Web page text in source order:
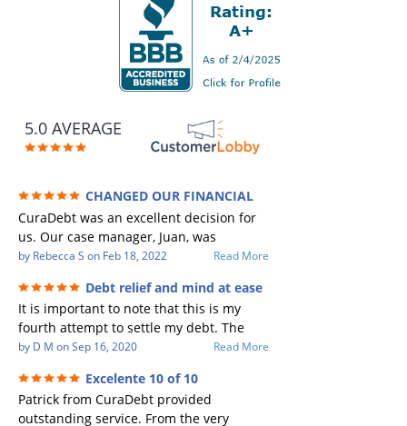
5.0 AVERAGE
CHANGED OUR FINANCIAL
FUTURE (credit 200 Points / 90 K in debt
GONE)
CuraDebt was an excellent decision for
us. Our case manager, Juan, was
incredible to work with. He and Julio
Every communication was quickly
responded to and all of our questions
were answered. We were able to clear
up in excess of 90 K in debt in a few
years with a manageable payment.
CuraDebt gave us the opportunity to
start over and do things the right way.
by Rebecca S on Feb 18, 2022 Read More
Debt relief and mind at ease
It is important to note that this is my
fourth attempt to settle my debt. The
first debt settlement company gave me
a debtor listing me as a charge off on my
credit report, even though they are paid
by D M onSep 16, 2020 Read More
Excelente 10 of 10
Patrick from CuraDebt provided
outstanding service. From the very